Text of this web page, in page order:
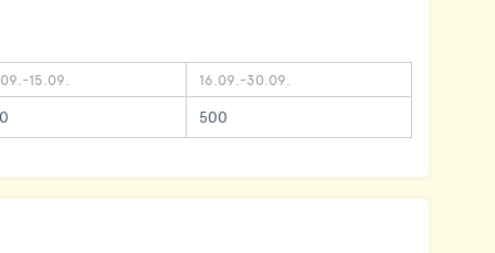
15.09. 16.09.-30.09.
500